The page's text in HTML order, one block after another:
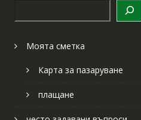
Моята сметка
Карта за пазаруване
плащане